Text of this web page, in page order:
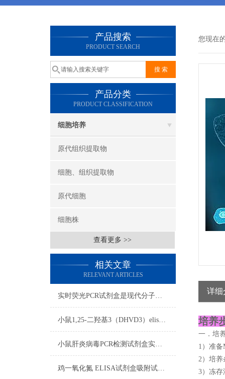
产品搜索
PRODUCT SEARCH
产品分类
PRODUCT CLASSIFICATION
细胞培养
原代组织提取物
细胞、组织提取物
原代细胞
细胞株
查看更多 >>
相关文章
RELEVANT ARTICLES
实时荧光PCR试剂盒是现代分子生物学领域中的重要工具
小鼠1,25-二羟基3（DHVD3）elisa试剂盒注意事项
小鼠肝炎病毒PCR检测试剂盒实验注意事项
鸡一氧化氮 ELISA试剂盒吸附试验影响标本注意事项
您现在
详细
培养
一．培
1）准备
2）培养
3）冻存